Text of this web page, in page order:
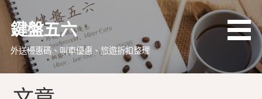
略
鍵盤五六
外送優惠碼、叫車優惠、旅遊折扣整理